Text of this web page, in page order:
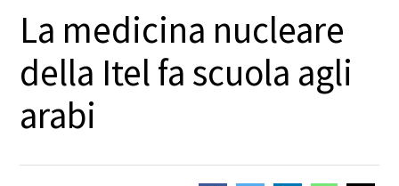
La medicina nucleare
della Itel fa scuola agli
arabi